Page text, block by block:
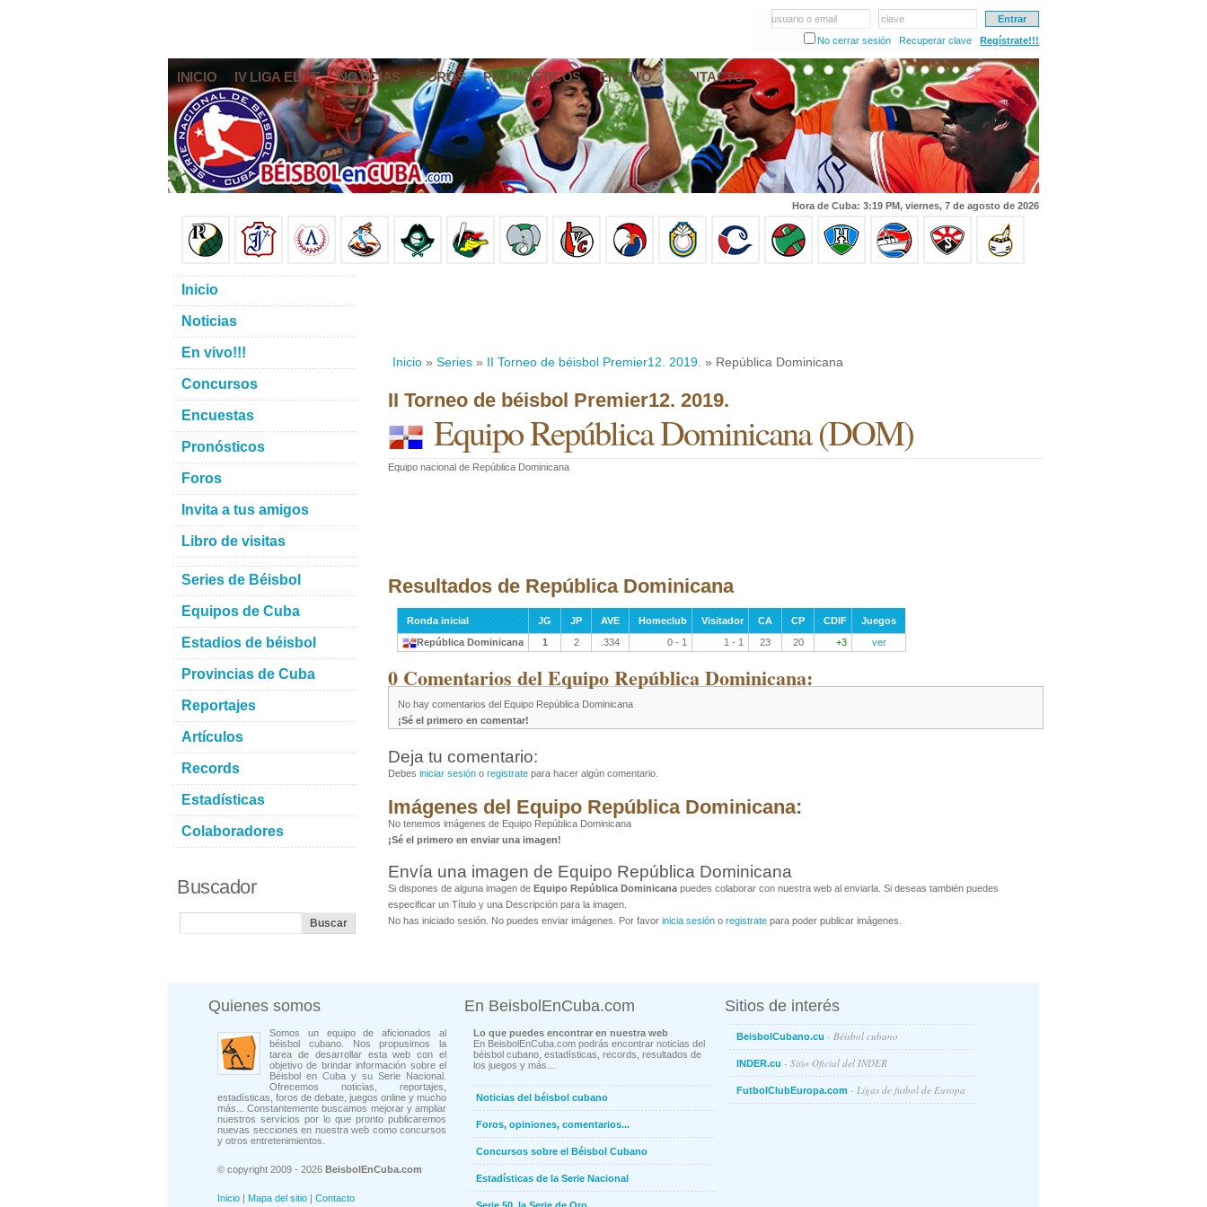
usuario o email
clave
No cerrar sesión
Recuperar clave Regístrate!!!
INICIO IV LIGA ELITE NOTICIAS FOROS PRONÓSTICOS EN VIVO CONTACTO
Hora de Cuba: 3:19 PM, viernes, 7 de agosto de 2026
Inicio » Series » II Torneo de béisbol Premier12. 2019. » República Dominicana
II Torneo de béisbol Premier12. 2019.
Equipo República Dominicana(DOM)
Equipo nacional de República Dominicana
Resultados de República Dominicana
Ronda inicial JG JP AVE Homeclub Visitador CA CP CDIF
Juegos
República Dominicana
1 2 .334 0 - 1 1 - 1 23 20 +3 ver
0 Comentarios del Equipo República Dominicana:
No hay comentarios del Equipo República Dominicana
¡Sé el primero en comentar!
Deja tu comentario:
Debes iniciar sesión o registrate para hacer algún comentario.
Imágenes del Equipo República Dominicana:
No tenemos imágenes de Equipo República Dominicana
¡Sé el primero en enviar una imagen!
Envía una imagen de Equipo República Dominicana
Si dispones de alguna imagen de Equipo República Dominicana puedes colaborar con nuestra web al enviarla. Si deseas también puedes
especificar un Título y una Descripción para la imagen.
No has iniciado sesión. No puedes enviar imágenes. Por favor inicia sesión o registrate para poder publicar imágenes.
Inicio
Noticias
En vivo!!!
Concursos
Encuestas
Pronósticos
Foros
Invita a tus amigos
Libro de visitas
Series de Béisbol
Equipos de Cuba
Estadios de béisbol
Provincias de Cuba
Reportajes
Artículos
Records
Estadísticas
Colaboradores
Buscador
Quienes somos
Somos un equipo de aficionados al
béisbol cubano. Nos propusimos la
tarea de desarrollar esta web con el
objetivo de brindar información sobre el
Béisbol en Cuba y su Serie Nacional.
Ofrecemos noticias, reportajes,
estadísticas, foros de debate, juegos online y mucho
más... Constantemente buscamos mejorar y ampliar
nuestros servicios por lo que pronto publicaremos
nuevas secciones en nuestra web como concursos
y otros entretenimientos.
© copyright 2009 - 2026 BeisbolEnCuba.com
Inicio | Mapa del sitio | Contacto
En BeisbolEnCuba.com
Lo que puedes encontrar en nuestra web
En BeisbolEnCuba.com podrás encontrar noticias del
béisbol cubano, estadísticas, records, resultados de
los juegos y más...
Noticias del béisbol cubano
Foros, opiniones, comentarios...
Concursos sobre el Béisbol Cubano
Estadísticas de la Serie Nacional
Sitios de interés
BeisbolCubano.cu - Béisbol cubano
INDER.cu - Sitio Oficial del INDER
FutbolClubEuropa.com - Ligas de futbol de Europa